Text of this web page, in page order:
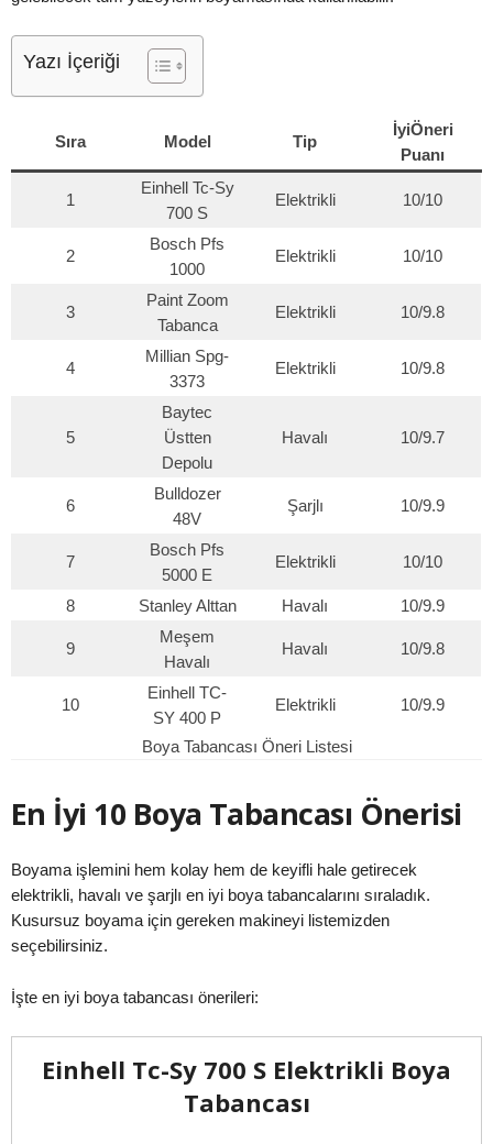
Yazı İçeriği
Sıra Model Tip
İyiÖneri
Puanı
1
Einhell Tc-Sy
700 S
Elektrikli 10/10
2
Bosch Pfs
1000
Elektrikli 10/10
3
Paint Zoom
Tabanca
Elektrikli 10/9.8
4
Millian Spg-
3373
Elektrikli 10/9.8
5
Baytec
Üstten
Depolu
Havalı 10/9.7
6
Bulldozer
48V
Şarjlı 10/9.9
7
Bosch Pfs
5000 E
Elektrikli 10/10
8 Stanley Alttan Havalı 10/9.9
9
Meşem
Havalı
Havalı 10/9.8
10
Einhell TC-
SY 400 P
Elektrikli 10/9.9
Boya Tabancası Öneri Listesi
En İyi 10 Boya Tabancası Önerisi
Boyama işlemini hem kolay hem de keyifli hale getirecek
elektrikli, havalı ve şarjlı en iyi boya tabancalarını sıraladık.
Kusursuz boyama için gereken makineyi listemizden
seçebilirsiniz.
İşte en iyi boya tabancası önerileri:
Einhell Tc-Sy 700 S Elektrikli Boya
Tabancası